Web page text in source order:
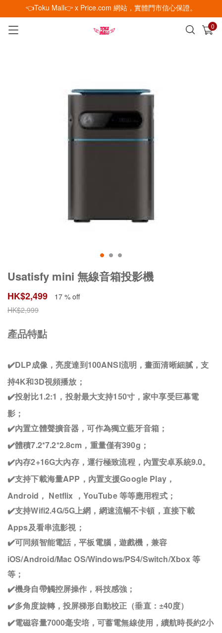
👈Toku Mall👉 x Price.com 網站，實體門市信心保證。
0
已加入購物車 查看
Usatisfy mini 無線音箱投影機
HK$2,499
17 % off
HK$2,999
產品特點
✔️DLP成像，亮度達到100ANSI流明，畫面清晰細膩，支
持4K和3D視頻播放；
✔️投射比1.2:1，投射最大支持150寸，家中享受巨幕電
影；
✔️內置立體聲擴音器，可作為獨立藍牙音箱；
✔️體積7.2*7.2*2.8cm，重量僅有390g；
✔️內存2+16G大內存，運行極致流程，內置安卓系統9.0。
✔️支持下載海量APP，內置支援Google Play，
Android， Netflix ，YouTube 等等應用程式；
✔️支持Wifi2.4G/5G上網，網速流暢不卡頓，直接下載
Apps及看串流影視；
✔️可同頻智能電話，平板電腦，遊戲機，兼容
iOS/Android/Mac OS/Windows/PS4/Switch/Xbox 等
等；
✔️機身自帶觸控屏操作，科技感強；
✔️多角度旋轉，投屏梯形自動校正（垂直：±40度）
✔️電磁容量7000毫安培，可蓄電無線使用，續航時長約2小